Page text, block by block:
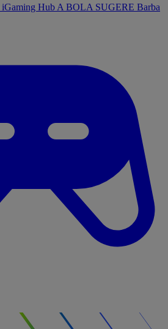
iGaming Hub A BOLA SUGERE Barba